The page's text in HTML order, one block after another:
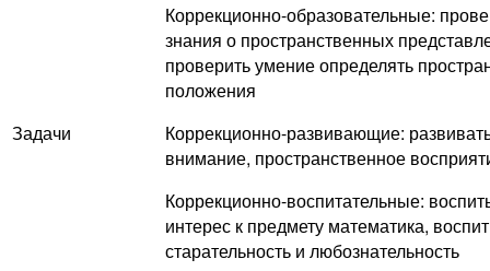
Задачи
Коррекционно-образовательные:
знания о пространственных
проверить умение определять
положения
Коррекционно-развивающие:
внимание, пространственное
Коррекционно-воспитательные:
интерес к предмету математика,
старательность и любознательность